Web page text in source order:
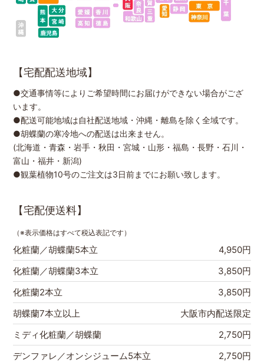
【宅配配送地域】
●交通事情等によりご希望時間にお届けができない場合がござ
います。
●配送可能地域は自社配送地域・沖縄・離島を除く全域です。
●胡蝶蘭の寒冷地への配送は出来ません。
(北海道・青森・岩手・秋田・宮城・山形・福島・長野・石川・
富山・福井・新潟)
●観葉植物10号のご注文は3日前までにお願い致します。
【宅配便送料】
（※表示価格はすべて税込表記です）
化粧蘭／胡蝶蘭5本立
4,950円
化粧蘭／胡蝶蘭3本立
3,850円
化粧蘭2本立
3,850円
胡蝶蘭7本立以上
大阪市内配送限定
ミディ化粧蘭／胡蝶蘭
2,750円
デンファレ／オンシジューム5本立
2,750円